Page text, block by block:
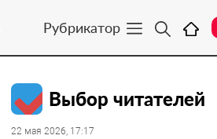
Рубрикатор
Выбор читателей
22 мая 2026, 17:17